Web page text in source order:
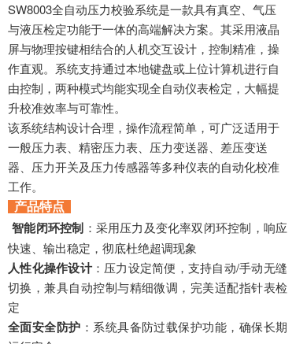
SW8003全自动压力校验系统是一款具有真空、气压
与液压检定功能于一体的高端解决方案。其采用液晶
屏与物理按键相结合的人机交互设计，控制精准，操
作直观。系统支持通过本地键盘或上位计算机进行自
由控制，两种模式均能实现全自动仪表检定，大幅提
升校准效率与可靠性。
该系统结构设计合理，操作流程简单，可广泛适用于
一般压力表、精密压力表、压力变送器、差压变送
器、压力开关及压力传感器等多种仪表的自动化校准
工作。
产品特点
智能闭环控制 ：采用压力及变化率双闭环控制，响应
快速、输出稳定，彻底杜绝超调现象
人性化操作设计：压力设定简便，支持自动/手动无缝
切换，兼具自动控制与精细微调，完美适配指针表检
定
全面安全防护 ：系统具备防过载保护功能，确保长期